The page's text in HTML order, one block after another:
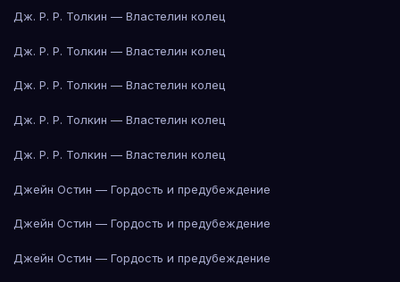
Дж. Р. Р. Толкин — Властелин колец
Дж. Р. Р. Толкин — Властелин колец
Дж. Р. Р. Толкин — Властелин колец
Дж. Р. Р. Толкин — Властелин колец
Дж. Р. Р. Толкин — Властелин колец
Джейн Остин — Гордость и предубеждение
Джейн Остин — Гордость и предубеждение
Джейн Остин — Гордость и предубеждение